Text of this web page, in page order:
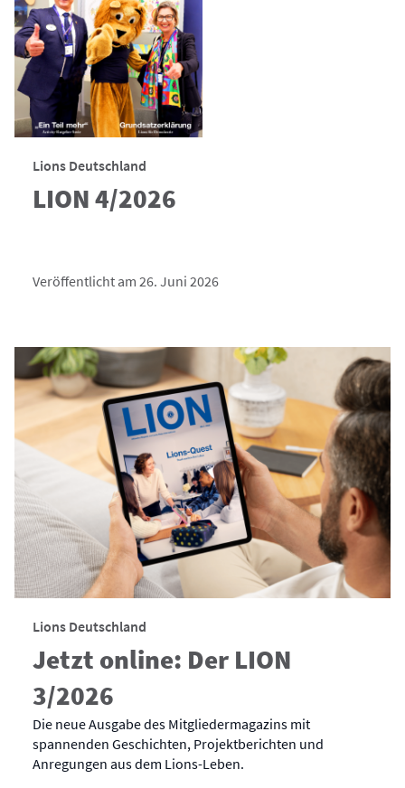
Lions Deutschland
LION 4/2026
Veröffentlicht am 26. Juni 2026
Lions Deutschland
Jetzt online: Der LION
3/2026
Die neue Ausgabe des Mitgliedermagazins mit
spannenden Geschichten, Projektberichten und
Anregungen aus dem Lions-Leben.